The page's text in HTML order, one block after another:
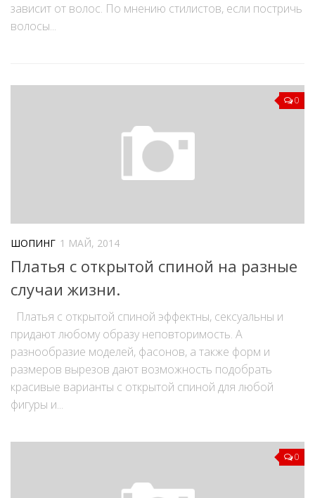
зависит от волос. По мнению стилистов, если постричь
волосы...
0
ШОПИНГ 1 МАЙ, 2014
Платья с открытой спиной на разные
случаи жизни.
Платья с открытой спиной эффектны, сексуальны и
придают любому образу неповторимость. А
разнообразие моделей, фасонов, а также форм и
размеров вырезов дают возможность подобрать
красивые варианты с открытой спиной для любой
фигуры и...
0